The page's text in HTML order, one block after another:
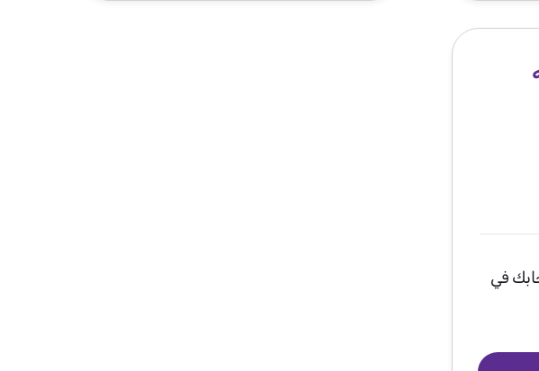
في